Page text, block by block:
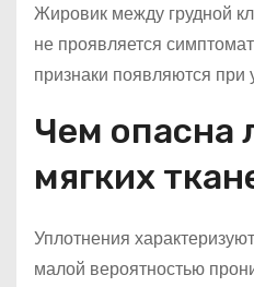
Жировик между грудной
не проявляется
признаки появляются при
Чем опасна
мягких
Уплотнения
малой вероятностью